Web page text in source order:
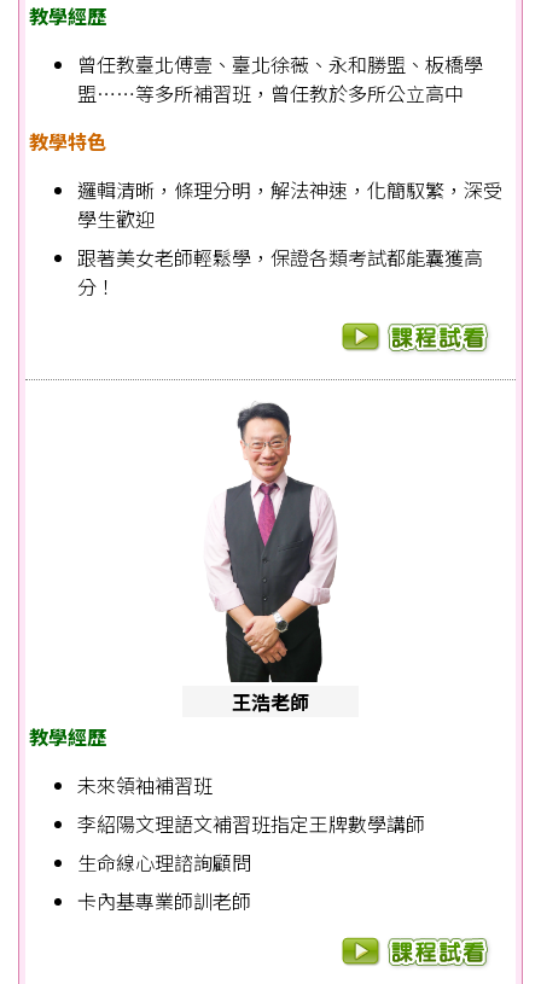
教學經歷
曾任教臺北傅壹、臺北徐薇、永和勝盟、板橋學
盟……等多所補習班，曾任教於多所公立高中
教學特色
邏輯清晰，條理分明，解法神速，化簡馭繁，深受
學生歡迎
跟著美女老師輕鬆學，保證各類考試都能囊獲高
分！
王浩老師
教學經歷
未來領袖補習班
李紹陽文理語文補習班指定王牌數學講師
生命線心理諮詢顧問
卡內基專業師訓老師